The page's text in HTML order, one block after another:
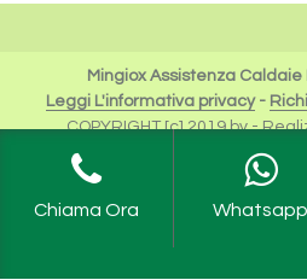
Mingiox Assistenza Caldaie
Leggi L'informativa privacy-
COPYRIGHT [c] 2019 by -
Solution Group
I Riferimenti a Beretta sono da
per scopi descrittivi
Chiama Ora Whatsapp